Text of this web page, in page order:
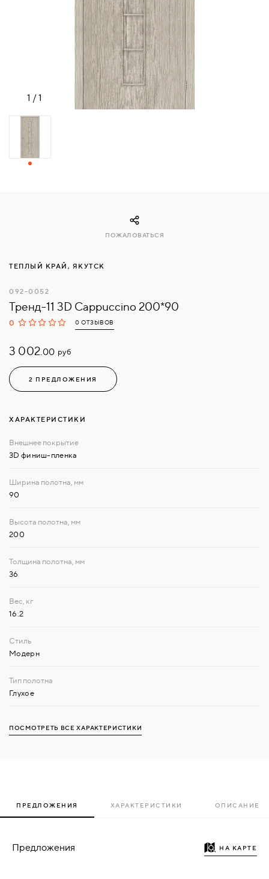
КОМПАНИИ
ИНТЕРЕСНЫЕ
СТАТЬИ
СВЯЗАТЬСЯ
1 /1
ТЕПЛЫЙ КРАЙ, ЯКУТСК
092-0052
Тренд-11 3D Cappuccino 200*90
0 0 ОТЗЫВОВ
3 002.00 руб
2 ПРЕДЛОЖЕНИЯ
ПОЖАЛОВАТЬСЯ
ХАРАКТЕРИСТИКИ
3D финиш-пленка
90
200
36
16.2
Модерн
Глухое
ПОСМОТРЕТЬ ВСЕ ХАРАКТЕРИСТИКИ
ПРЕДЛОЖЕНИЯ ХАРАКТЕРИСТИКИ ОПИСАНИЕ
Предложения НА КАРТЕ